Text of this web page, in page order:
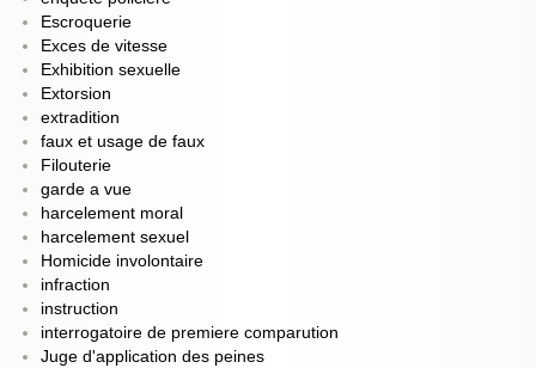
Escroquerie
Exces de vitesse
Exhibition sexuelle
Extorsion
extradition
faux et usage de faux
Filouterie
garde a vue
harcelement moral
harcelement sexuel
Homicide involontaire
infraction
instruction
interrogatoire de premiere comparution
Juge d'application des peines